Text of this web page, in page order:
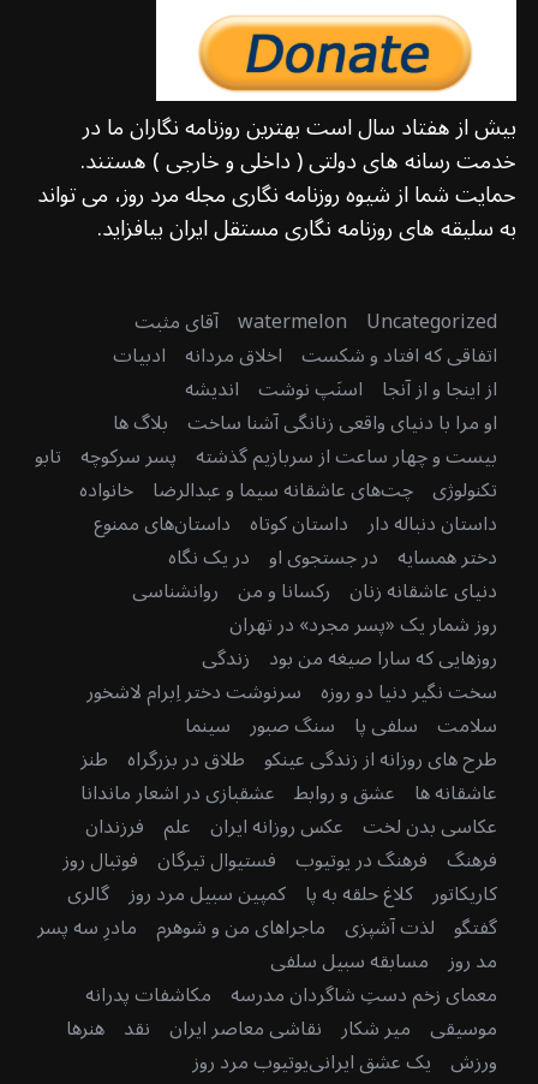
بیش از هفتاد سال است بهترین روزنامه نگاران ما در
خدمت رسانه های دولتی ( داخلی و خارجی ) هستند.
حمایت شما از شیوه روزنامه نگاری مجله مرد روز، می تواند
به سلیقه های روزنامه نگاری مستقل ایران بیافزاید.
Uncategorized
watermelon آقای مثبت
اتفاقی که افتاد و شکست اخلاق مردانه ادبیات
از اینجا و از آنجا اسنَپ نوشت اندیشه
او مرا با دنیای واقعی زنانگی آشنا ساخت بلاگ ها
بیست و چهار ساعت از سربازیم گذشته پسر سرکوچه تابو
تکنولوژی چت‌های عاشقانه سیما و عبدالرضا خانواده
داستان دنباله دار داستان کوتاه داستان‌های ممنوع
دختر همسایه در جستجوی او در یک نگاه
دنیای عاشقانه زنان رکسانا و من روانشناسی
روز شمار یک «پسر مجرد» در تهران
روزهایی که سارا صیغه من بود زندگی
سخت نگیر دنیا دو روزه سرنوشت دختر اِبرام لاشخور
سلامت سلفی پا سنگ صبور سینما
طرح های روزانه از زندگی عینکو طلاق در بزرگراه طنز
عاشقانه ها عشق و روابط عشقبازی در اشعار ماندانا
عکاسی بدن لخت عکس روزانه ایران علم فرزندان
فرهنگ فرهنگ در یوتیوب فستیوال تیرگان فوتبال روز
کاریکاتور کلاغ حلقه به پا کمپین سبیل مرد روز گالری
گفتگو لذت آشپزی ماجراهای من و شوهرم مادرِ سه پسر
مد روز مسابقه سبیل سلفی
معمای زخم دستِ شاگردان مدرسه مکاشفات پدرانه
موسیقی میر شکار نقاشی معاصر ایران نقد هنرها
ورزش یک عشق ایرانییوتیوب مرد روز